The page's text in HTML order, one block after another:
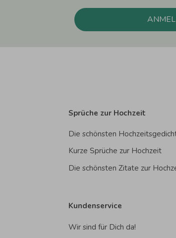
Sprüche zur Hochzeit
Die schönsten
Kurze Sprüche zur Hochzeit
Die schönsten Zitate zur
Kundenservice
Wir sind für Dich da!